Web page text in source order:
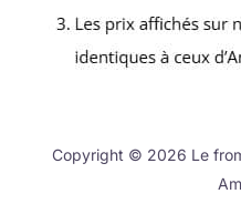
Copyright © 2026 Le